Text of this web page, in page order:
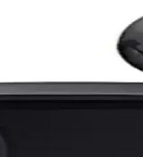
Üzerine Detaylı
eleştirileri alıyor.
Yorumları
ve yüksek fiyatıyla